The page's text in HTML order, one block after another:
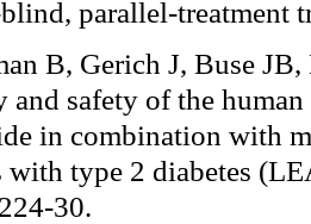
parallel-treatment
B, Gerich J, Buse
and safety of the
in combination with
with type 2 diabetes
30.